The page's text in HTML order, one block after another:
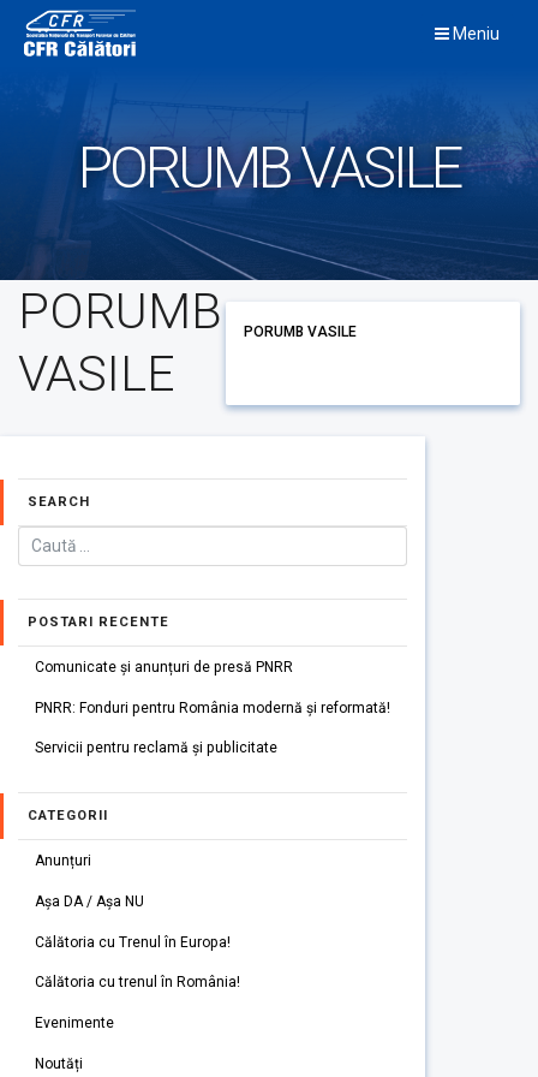
content
Meniu
PORUMB VASILE
PORUMB
VASILE
PORUMB VASILE
SEARCH
POSTARI RECENTE
Comunicate și anunțuri de presă PNRR
PNRR: Fonduri pentru România modernă și reformată!
Servicii pentru reclamă și publicitate
CATEGORII
Anunțuri
Așa DA / Așa NU
Călătoria cu Trenul în Europa!
Călătoria cu trenul în România!
Evenimente
Noutăți